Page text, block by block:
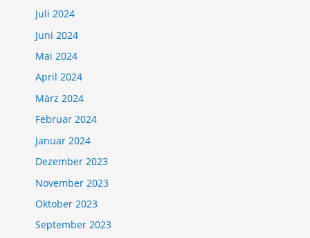
Juli 2024
Juni 2024
Mai 2024
April 2024
März 2024
Februar 2024
Januar 2024
Dezember 2023
November 2023
Oktober 2023
September 2023